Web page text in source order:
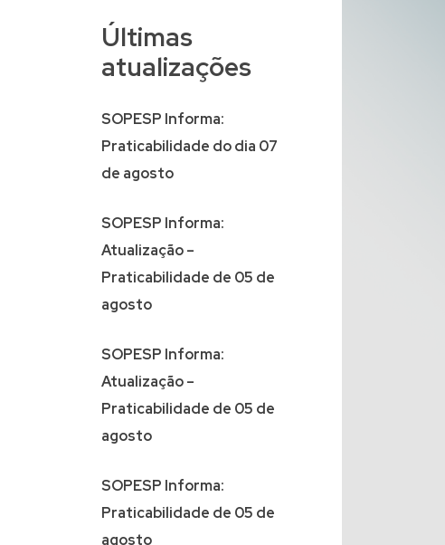
Últimas
atualizações
SOPESP Informa:
Praticabilidade do dia 07
de agosto
SOPESP Informa:
Atualização –
Praticabilidade de 05 de
agosto
SOPESP Informa:
Atualização –
Praticabilidade de 05 de
agosto
SOPESP Informa:
Praticabilidade de 05 de
agosto